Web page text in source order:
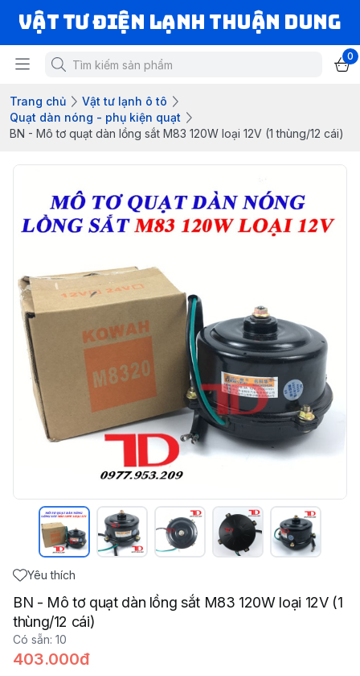
VẬT TƯ ĐIỆN LẠNH THUẬN DUNG
0
Trang chủ
Vật tư lạnh ô tô
Quạt dàn nóng - phụ kiện quạt
BN - Mô tơ quạt dàn lồng sắt M83 120W loại 12V (1 thùng/12 cái)
Yêu thích
BN - Mô tơ quạt dàn lồng sắt M83 120W loại 12V (1
thùng/12 cái)
Có sẵn: 10
403.000đ